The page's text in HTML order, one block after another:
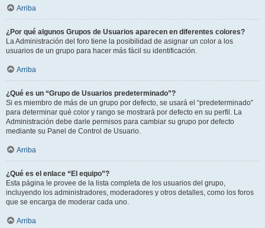
Arriba
¿Por qué algunos Grupos de Usuarios aparecen en diferentes colores?
La Administración del foro tiene la posibilidad de asignar un color a los
usuarios de un grupo para hacer más fácil su identificación.
Arriba
¿Qué es un “Grupo de Usuarios predeterminado”?
Si es miembro de más de un grupo por defecto, se usará el “predeterminado”
para determinar qué color y rango se mostrará por defecto en su perfil. La
Administración debe darle permisos para cambiar su grupo por defecto
mediante su Panel de Control de Usuario.
Arriba
¿Qué es el enlace “El equipo”?
Esta página le provee de la lista completa de los usuarios del grupo,
incluyendo los administradores, moderadores y otros detalles, como los foros
que se encarga de moderar cada uno.
Arriba